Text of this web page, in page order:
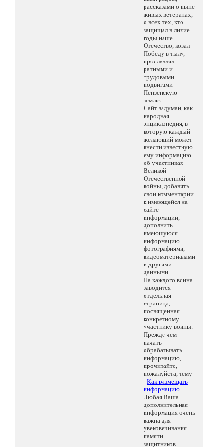
рассказами о ныне
живых ветеранах,
о всех тех, кто
защищал в лихие
годы наше
Отечество, ковал
Победу в тылу,
прославлял
ратными и
трудовыми
подвигами
Пензенскую
землю.
Сайт задуман, как
народная
энциклопедия, в
которую каждый
желающий может
внести известную
ему информацию
об участниках
Великой
Отечественной
войны, добавить
свои комментарии
к имеющейся на
сайте
информации,
дополнить
имеющуюся
информацию
фотографиями,
видеоматериалами
и другими
данными.
На каждого воина
заводится
отдельная
страница,
посвященная
конкретному
участнику войны.
Прежде чем
начать
обрабатывать
информацию,
прочитайте,
пожалуйста, тему
- Как размещать
информацию.
Любая Ваша
дополнительная
информация очень
важна для
увековечивания
памяти
защитников